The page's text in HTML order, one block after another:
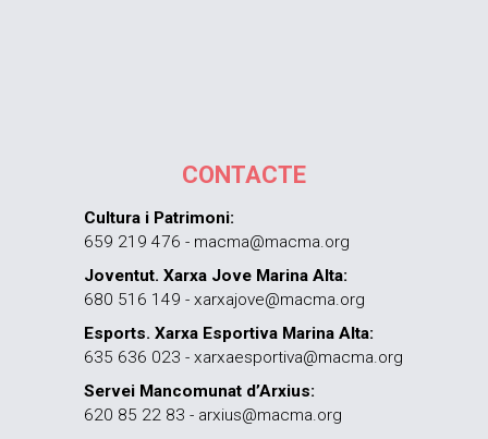
CONTACTE
Cultura i Patrimoni:
659 219 476 - macma@macma.org
Joventut. Xarxa Jove Marina Alta:
680 516 149 - xarxajove@macma.org
Esports. Xarxa Esportiva Marina Alta:
635 636 023 - xarxaesportiva@macma.org
Servei Mancomunat d’Arxius:
620 85 22 83 - arxius@macma.org